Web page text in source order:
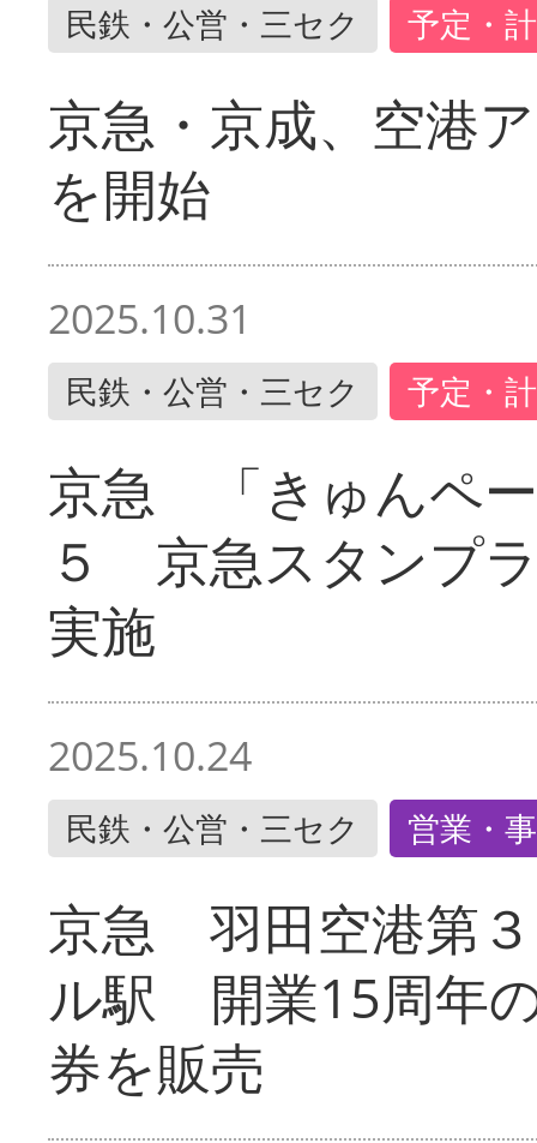
民鉄・公営・三セク 予定・
京急・京成、空港
を開始
2025.10.31
民鉄・公営・三セク 予定・
京急 「きゅんペ
５ 京急スタンプ
実施
2025.10.24
民鉄・公営・三セク 営業・
京急 羽田空港第
ル駅 開業15周年
券を販売